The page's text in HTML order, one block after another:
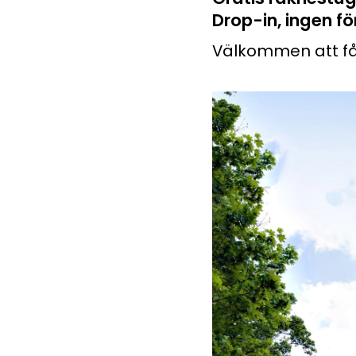
Pluggakuten,
Matteninja
Jobba med oss
Drop-in, ingen
Välkommen att